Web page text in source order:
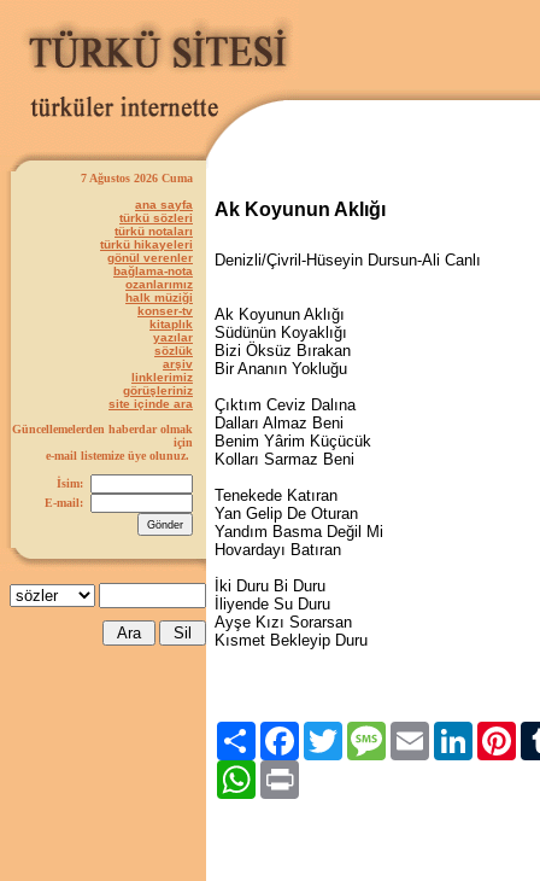
7 Ağustos 2026 Cuma
ana sayfa
türkü sözleri
türkü notaları
türkü hikayeleri
gönül verenler
bağlama-nota
ozanlarımız
halk müziği
konser-tv
kitaplık
yazılar
sözlük
arşiv
linklerimiz
görüşleriniz
site içinde ara
Güncellemelerden haberdar olmak
için
e-mail listemize üye olunuz.
İsim:
E-mail:
Ak Koyunun Aklığı
Denizli/Çivril-Hüseyin Dursun-Ali Canlı
Ak Koyunun Aklığı
Südünün Koyaklığı
Bizi Öksüz Bırakan
Bir Ananın Yokluğu
Çıktım Ceviz Dalına
Dalları Almaz Beni
Benim Yârim Küçücük
Kolları Sarmaz Beni
Tenekede Katıran
Yan Gelip De Oturan
Yandım Basma Değil Mi
Hovardayı Batıran
İki Duru Bi Duru
İliyende Su Duru
Ayşe Kızı Sorarsan
Kısmet Bekleyip Duru
Paylaş FacebookTwitter Message Email LinkedIn
WhatsApp